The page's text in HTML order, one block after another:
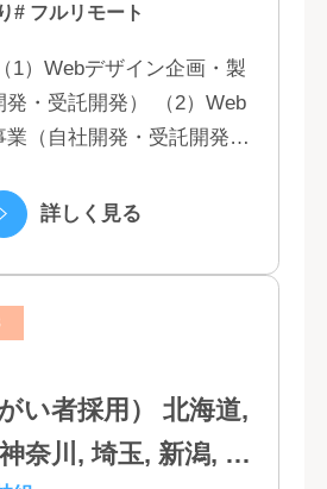
# フルリモート
1）Webデザイン企画・製
・受託開発） （2）Web
業（自社開発・受託開発）
務 （6...
詳しく見る
採用） 北海道,
奈川, 埼玉, 新潟, 愛